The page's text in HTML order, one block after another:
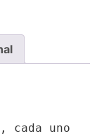
cada uno